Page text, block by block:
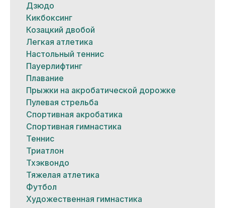
Дзюдо
Кикбоксинг
Козацкий двобой
Легкая атлетика
Настольный теннис
Пауерлифтинг
Плавание
Прыжки на акробатической дорожке
Пулевая стрельба
Спортивная акробатика
Спортивная гимнастика
Теннис
Триатлон
Тхэквондо
Тяжелая атлетика
Футбол
Художественная гимнастика